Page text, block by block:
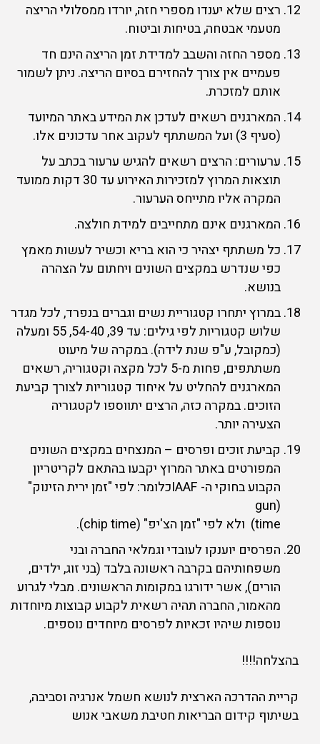
רצים שלא יענדו מספרי חזה, יורדו ממסלולי הריצה
מטעמי אבטחה, בטיחות וביטוח.
מספר החזה והשבב למדידת זמן הריצה הינם חד
פעמיים אין צורך להחזירם בסיום הריצה. ניתן לשמור
אותם למזכרת.
המארגנים רשאים לעדכן את המידע באתר המיועד
(סעיף 3) ועל המשתתף לעקוב אחר עדכונים אלו.
ערעורים: הרצים רשאים להגיש ערעור בכתב על
תוצאות המרוץ למזכירות האירוע עד 30 דקות ממועד
המקרה אליו מתייחס הערעור.
המארגנים אינם מתחייבים למידת חולצה.
כל משתתף יצהיר כי הוא בריא וכשיר לעשות מאמץ
כפי שנדרש במקצים השונים ויחתום על הצהרה
בנושא.
במרוץ יתחרו קטגוריית נשים וגברים בנפרד, לכל מגדר
שלוש קטגוריות לפי גילים: עד 39, 54-40, 55 ומעלה
(כמקובל, ע"פ שנת לידה). במקרה של מיעוט
משתתפים, פחות מ-5 לכל מקצה וקטגוריה, רשאים
המארגנים להחליט על איחוד קטגוריות לצורך קביעת
הזוכים. במקרה כזה, הרצים יתווספו לקטגוריה
הצעירה יותר.
קביעת זוכים ופרסים – המנצחים במקצים השונים
המפורטים באתר המרוץ יקבעו בהתאם לקריטריון
הקבוע בחוקי ה- IAAFכלומר: לפי "זמן ירית הזינוק"
(gun
time) ולא לפי "זמן הצ'יפ" (chip time).
הפרסים יוענקו לעובדי וגמלאי החברה ובני
משפחותיהם בקרבה ראשונה בלבד (בני זוג, ילדים,
הורים), אשר ידורגו במקומות הראשונים. מבלי לגרוע
מהאמור, החברה תהיה רשאית לקבוע קבוצות מיוחדות
נוספות שיהיו זכאיות לפרסים מיוחדים נוספים.
בהצלחה!!!!
קריית ההדרכה הארצית לנושא חשמל אנרגיה וסביבה,
בשיתוף קידום הבריאות חטיבת משאבי אנוש